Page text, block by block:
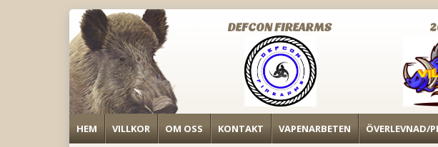
DEFCON FIREARMS
HEM VILLKOR OM OSS KONTAKT VAPENARBETEN ÖVERLEVNAD/